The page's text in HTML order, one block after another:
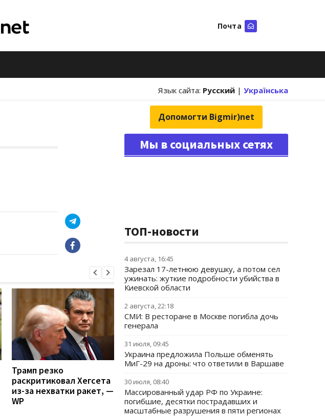
Почта
Язык сайта: Русский | Українська
Трамп резко
раскритиковал Хегсета
из-за нехватки ракет, —
WP
Генштаб подсчитал
потери РФ в войне
Итоги 5.8: Удар по
антибаллистики
Допомогти Bigmir)net
Мы в социальных сетях
ТОП-новости
4 августа, 16:45
Зарезал 17-летнюю девушку, а потом сел
ужинать: жуткие подробности убийства в
Киевской области
2 августа, 22:18
СМИ: В ресторане в Москве погибла дочь
генерала
31 июля, 09:45
Украина предложила Польше обменять
МиГ-29 на дроны: что ответили в Варшаве
30 июля, 08:40
Массированный удар РФ по Украине:
погибшие, десятки пострадавших и
масштабные разрушения в пяти регионах